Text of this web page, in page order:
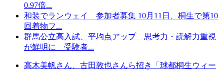
0.97倍...
和装でランウェイ 参加者募集 10月11日、桐生で第10
回着物フ...
群馬公立高入試、平均点アップ 思考力・読解力重視
が鮮明に 受験者...
高木美帆さん、古田敦也さんら招き「球都桐生ウィー